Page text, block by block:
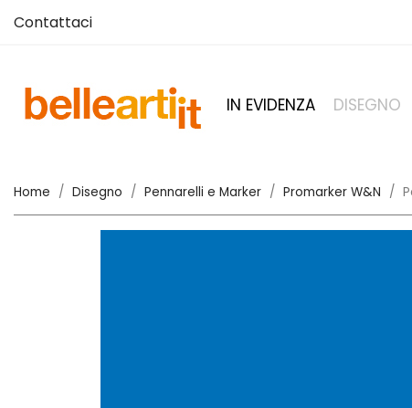
Contattaci
IN EVIDENZA DISEGNO
Home Disegno Pennarelli e Marker Promarker W&N